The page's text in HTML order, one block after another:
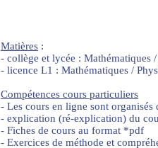
Matières :
- collège et lycée : Mathématiques
- licence L1 : Mathématiques /
Compétences cours particuliers
- Les cours en ligne sont
- explication (ré-explication) du
- Fiches de cours au format *pdf
- Exercices de méthode et